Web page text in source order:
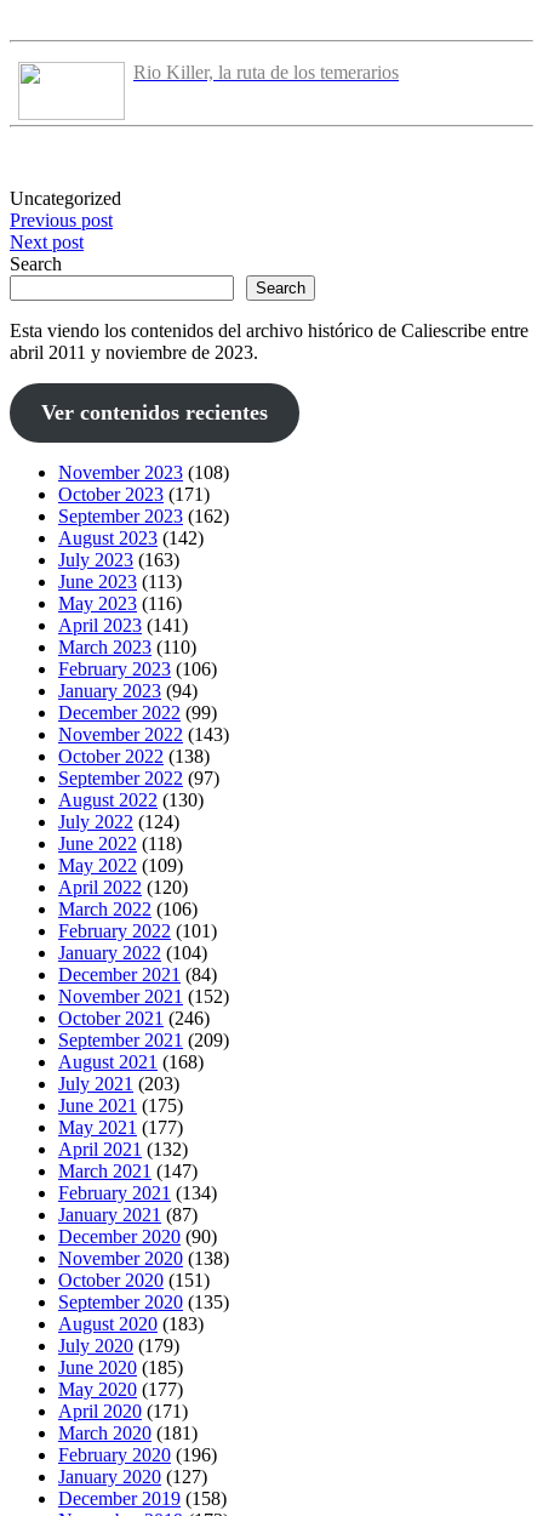
Rio Killer, la ruta de los temerarios
Uncategorized
Post
navigation
Previous post
Next post
Search
Search
Esta viendo los contenidos del archivo histórico de Caliescribe entre
abril 2011 y noviembre de 2023.
Ver contenidos recientes
November 2023 (108)
October 2023 (171)
September 2023 (162)
August 2023 (142)
July 2023 (163)
June 2023 (113)
May 2023 (116)
April 2023 (141)
March 2023 (110)
February 2023 (106)
January 2023 (94)
December 2022 (99)
November 2022 (143)
October 2022 (138)
September 2022 (97)
August 2022 (130)
July 2022 (124)
June 2022 (118)
May 2022 (109)
April 2022 (120)
March 2022 (106)
February 2022 (101)
January 2022 (104)
December 2021 (84)
November 2021 (152)
October 2021 (246)
September 2021 (209)
August 2021 (168)
July 2021 (203)
June 2021 (175)
May 2021 (177)
April 2021 (132)
March 2021 (147)
February 2021 (134)
January 2021 (87)
December 2020 (90)
November 2020 (138)
October 2020 (151)
September 2020 (135)
August 2020 (183)
July 2020 (179)
June 2020 (185)
May 2020 (177)
April 2020 (171)
March 2020 (181)
February 2020 (196)
January 2020 (127)
December 2019 (158)